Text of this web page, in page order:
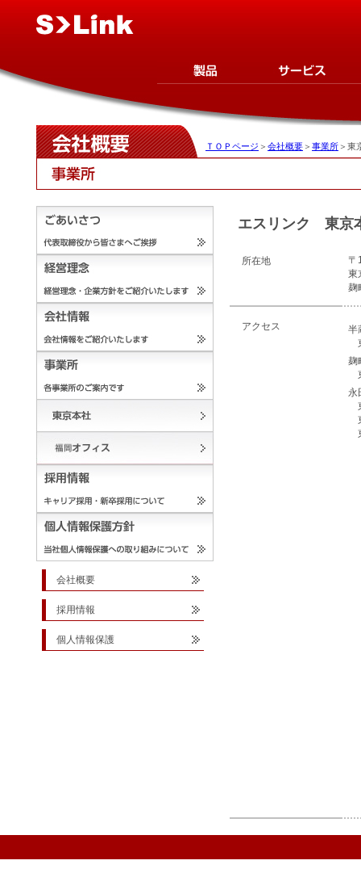
ＴＯＰページ ＞ 会社概要 ＞ 事業所 ＞東
会社概要
採用情報
個人情報保護
エスリンク 東京
所在地
〒
東
麹
アクセス
半
麹
永